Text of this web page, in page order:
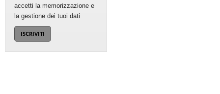
accetti la memorizzazione e
la gestione dei tuoi dati